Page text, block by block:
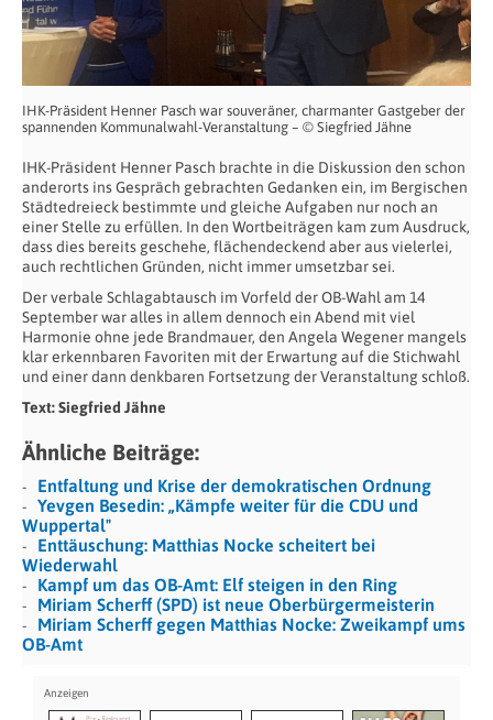
IHK-Präsident Henner Pasch war souveräner, charmanter Gastgeber der
spannenden Kommunalwahl-Veranstaltung – © Siegfried Jähne
IHK-Präsident Henner Pasch brachte in die Diskussion den schon
anderorts ins Gespräch gebrachten Gedanken ein, im Bergischen
Städtedreieck bestimmte und gleiche Aufgaben nur noch an
einer Stelle zu erfüllen. In den Wortbeiträgen kam zum Ausdruck,
dass dies bereits geschehe, flächendeckend aber aus vielerlei,
auch rechtlichen Gründen, nicht immer umsetzbar sei.
Der verbale Schlagabtausch im Vorfeld der OB-Wahl am 14
September war alles in allem dennoch ein Abend mit viel
Harmonie ohne jede Brandmauer, den Angela Wegener mangels
klar erkennbaren Favoriten mit der Erwartung auf die Stichwahl
und einer dann denkbaren Fortsetzung der Veranstaltung schloß.
Text: Siegfried Jähne
Ähnliche Beiträge:
Entfaltung und Krise der demokratischen Ordnung
Yevgen Besedin: „Kämpfe weiter für die CDU und
Wuppertal"
Enttäuschung: Matthias Nocke scheitert bei
Wiederwahl
Kampf um das OB-Amt: Elf steigen in den Ring
Miriam Scherff (SPD) ist neue Oberbürgermeisterin
Miriam Scherff gegen Matthias Nocke: Zweikampf ums
OB-Amt